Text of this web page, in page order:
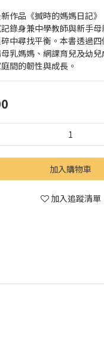
作品《搣時的媽媽日記
錄身兼中學教師與新手
中尋找平衡。本書透過四
乳媽媽、網課育兒及幼
間的韌性與成長。
加入購物車
加入追蹤清單